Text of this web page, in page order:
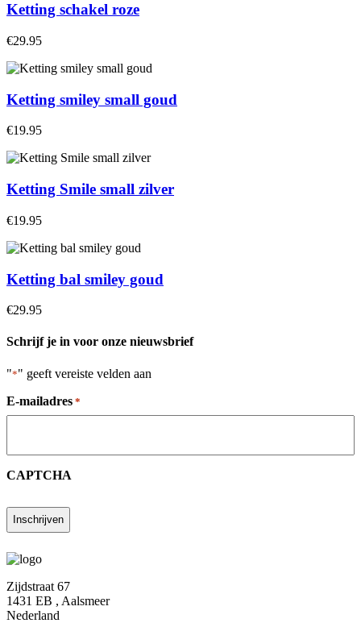
Ketting schakel roze
€29.95
Ketting smiley small goud
€19.95
Ketting Smile small zilver
€19.95
Ketting bal smiley goud
€29.95
Schrijf je in voor onze nieuwsbrief
"*" geeft vereiste velden aan
E-mailadres *
CAPTCHA
Zijdstraat 67
1431 EB , Aalsmeer
Nederland